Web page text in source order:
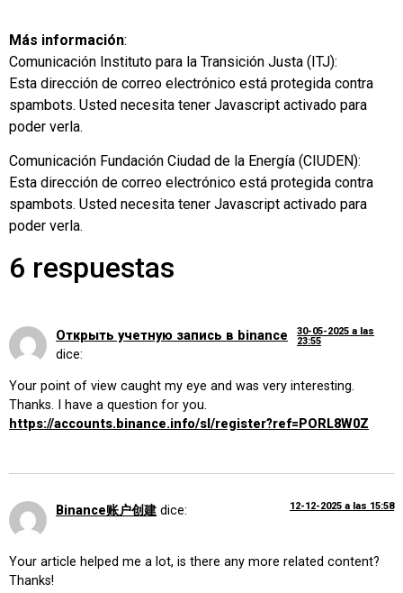
Más información:
Comunicación Instituto para la Transición Justa (ITJ):
Esta dirección de correo electrónico está protegida contra
spambots. Usted necesita tener Javascript activado para
poder verla.
Comunicación Fundación Ciudad de la Energía (CIUDEN):
Esta dirección de correo electrónico está protegida contra
spambots. Usted necesita tener Javascript activado para
poder verla.
6 respuestas
Открыть учетную запись в binance
dice:
30-05-2025 a las
23:55
Your point of view caught my eye and was very interesting.
Thanks. I have a question for you.
https://accounts.binance.info/sl/register?ref=PORL8W0Z
Binance账户创建 dice: 12-12-2025 a las 15:58
Your article helped me a lot, is there any more related content?
Thanks!